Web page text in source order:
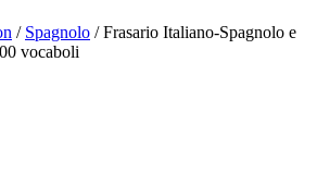
/ Spagnolo / Frasario Italiano-Spagnolo e
vocaboli